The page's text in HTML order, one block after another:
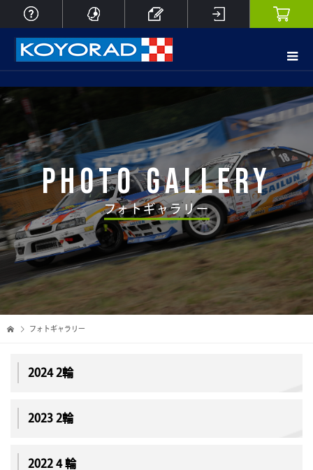
PHOTO GALLERY
フォトギャラリー
フォトギャラリー
2024 2輪
2023 2輪
2022 4 輪